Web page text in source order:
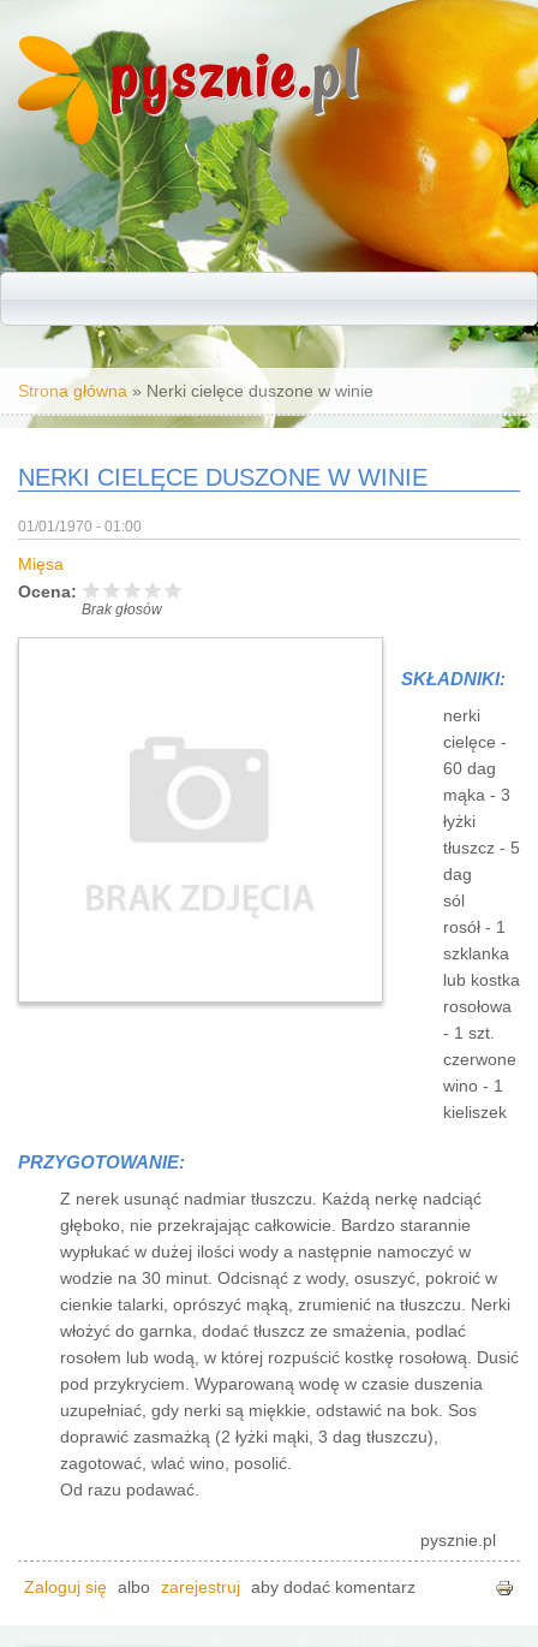
pysznie.pl
Jesteś tutaj
Strona główna » Nerki cielęce duszone w winie
NERKI CIELĘCE DUSZONE W WINIE
01/01/1970 - 01:00
Mięsa
Ocena:
Brak głosów
SKŁADNIKI:
nerki
cielęce -
60 dag
mąka - 3
łyżki
tłuszcz - 5
dag
sól
rosół - 1
szklanka
lub kostka
rosołowa
- 1 szt.
czerwone
wino - 1
kieliszek
PRZYGOTOWANIE:
Z nerek usunąć nadmiar tłuszczu. Każdą nerkę nadciąć
głęboko, nie przekrajając całkowicie. Bardzo starannie
wypłukać w dużej ilości wody a następnie namoczyć w
wodzie na 30 minut. Odcisnąć z wody, osuszyć, pokroić w
cienkie talarki, oprószyć mąką, zrumienić na tłuszczu. Nerki
włożyć do garnka, dodać tłuszcz ze smażenia, podlać
rosołem lub wodą, w której rozpuścić kostkę rosołową. Dusić
pod przykryciem. Wyparowaną wodę w czasie duszenia
uzupełniać, gdy nerki są miękkie, odstawić na bok. Sos
doprawić zasmażką (2 łyżki mąki, 3 dag tłuszczu),
zagotować, wlać wino, posolić.
Od razu podawać.
pysznie.pl
Zaloguj się albo zarejestruj aby dodać komentarz